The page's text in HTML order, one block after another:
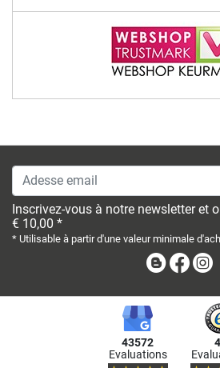
Adesse email
Inscrivez-vous à notre newsletter et
€ 10,00 *
* Utilisable à partir d'une valeur minimale
Blog
43572
Evaluations